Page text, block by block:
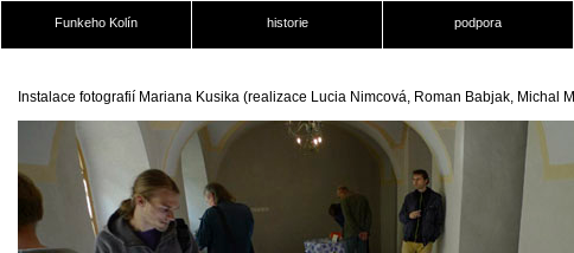
Funkeho Kolín historie podpora
Instalace fotografií Mariana Kusika (realizace Lucia Nimcová, Roman Babjak, Michal